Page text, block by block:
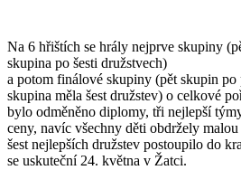
Na 6 hřištích se hrály nejprve skupiny
skupina po šesti družstvech)
a potom finálové skupiny (pět skupin po
skupina měla šest družstev) o celkové
bylo odměněno diplomy, tři nejlepší
ceny, navíc všechny děti obdržely
šest nejlepších družstev postoupilo do
se uskuteční 24. května v Žatci.